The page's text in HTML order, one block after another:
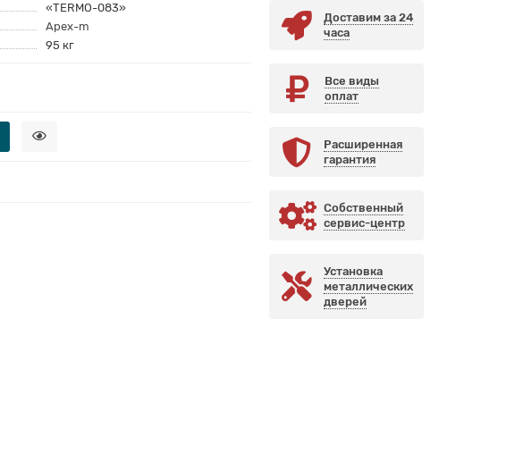
«TERMO-083»
Apex-m
95 кг
Доставим за 24
часа
Все виды
оплат
Расширенная
гарантия
Собственный
сервис-центр
Установка
металлических
дверей